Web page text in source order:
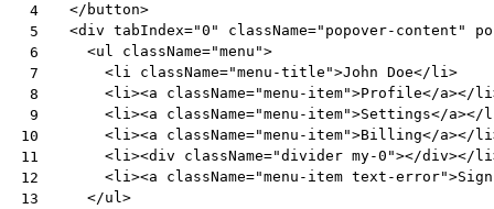
4
5
6
7
8
9
10
11
12
13
</ button>
<div tabIndex="0" className="popover-content"
<ul className="menu">
<li className="menu-title">John Doe</ li>
<li><a className="menu-item">Profile</a></ li
<li><a className="menu-item">Settings</a></
<li><a className="menu-item">Billing</a></ li
<li><div className="divider my-0"></div></ li
<li><a className="menu-item text-error">Sign
</ul>